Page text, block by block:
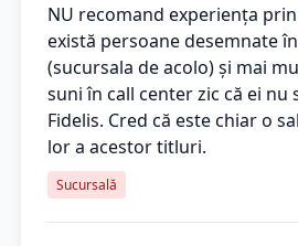
NU recomand experiența
există persoane desemnate
(sucursala de acolo) și mai
suni în call center zic că ei nu
Fidelis. Cred că este chiar o
lor a acestor titluri.
Sucursală